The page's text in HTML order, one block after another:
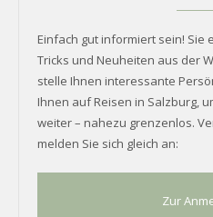
Einfach gut informiert sein! Sie
Tricks und Neuheiten aus der
stelle Ihnen interessante
Ihnen auf Reisen in Salzburg,
weiter – nahezu grenzenlos.
melden Sie sich gleich an:
Zur